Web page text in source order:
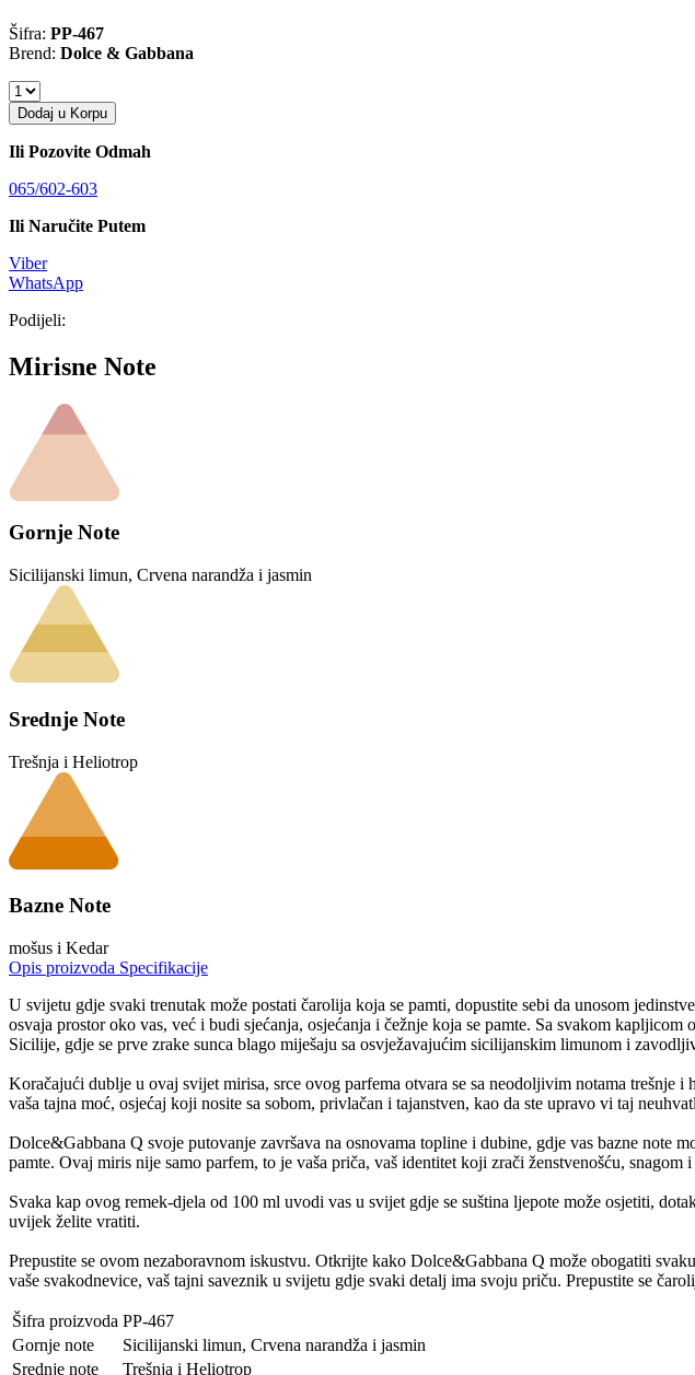
Šifra: PP-467
Brend: Dolce & Gabbana
Dodaj u Korpu
Ili Pozovite Odmah
065/602-603
Ili Naručite Putem
Viber
WhatsApp
Podijeli:
Mirisne Note
Gornje Note
Sicilijanski limun, Crvena narandža i jasmin
Srednje Note
Trešnja i Heliotrop
Bazne Note
mošus i Kedar
Opis proizvoda Specifikacije
U svijetu gdje svaki trenutak može postati čarolija koja se pamti, dopustite sebi da unosom
osvaja prostor oko vas, već i budi sjećanja, osjećanja i čežnje koja se pamte. Sa svakom
Sicilije, gdje se prve zrake sunca blago miješaju sa osvježavajućim sicilijanskim limunom i
Koračajući dublje u ovaj svijet mirisa, srce ovog parfema otvara se sa neodoljivim notama trešnje
vaša tajna moć, osjećaj koji nosite sa sobom, privlačan i tajanstven, kao da ste upravo vi taj
Dolce&Gabbana Q svoje putovanje završava na osnovama topline i dubine, gdje vas bazne note
pamte. Ovaj miris nije samo parfem, to je vaša priča, vaš identitet koji zrači ženstvenošću, snagom i
Svaka kap ovog remek-djela od 100 ml uvodi vas u svijet gdje se suština ljepote može osjetiti,
uvijek želite vratiti.
Prepustite se ovom nezaboravnom iskustvu. Otkrijte kako Dolce&Gabbana Q može obogatiti
vaše svakodnevice, vaš tajni saveznik u svijetu gdje svaki detalj ima svoju priču. Prepustite se
Šifra proizvoda PP-467
Gornje note
Sicilijanski limun, Crvena narandža i jasmin
Srednje note
Trešnja i Heliotrop